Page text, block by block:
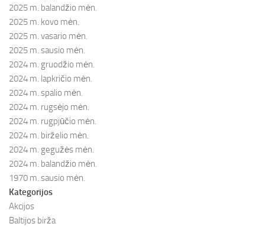
2025 m. balandžio mėn.
2025 m. kovo mėn.
2025 m. vasario mėn.
2025 m. sausio mėn.
2024 m. gruodžio mėn.
2024 m. lapkričio mėn.
2024 m. spalio mėn.
2024 m. rugsėjo mėn.
2024 m. rugpjūčio mėn.
2024 m. birželio mėn.
2024 m. gegužės mėn.
2024 m. balandžio mėn.
1970 m. sausio mėn.
Kategorijos
Akcijos
Baltijos birža